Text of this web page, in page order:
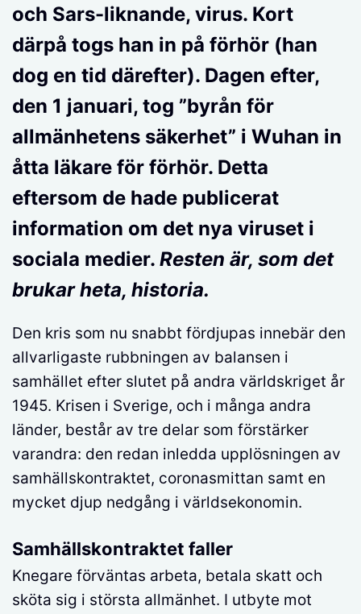
och Sars-liknande, virus. Kort
därpå togs han in på förhör (han
dog en tid därefter). Dagen efter,
den 1 januari, tog ”byrån för
allmänhetens säkerhet” i Wuhan in
åtta läkare för förhör. Detta
eftersom de hade publicerat
information om det nya viruset i
sociala medier. Resten är, som det
brukar heta, historia.
Den kris som nu snabbt fördjupas innebär den
allvarligaste rubbningen av balansen i
samhället efter slutet på andra världskriget år
1945. Krisen i Sverige, och i många andra
länder, består av tre delar som förstärker
varandra: den redan inledda upplösningen av
samhällskontraktet, coronasmittan samt en
mycket djup nedgång i världsekonomin.
Samhällskontraktet faller
Knegare förväntas arbeta, betala skatt och
sköta sig i största allmänhet. I utbyte mot